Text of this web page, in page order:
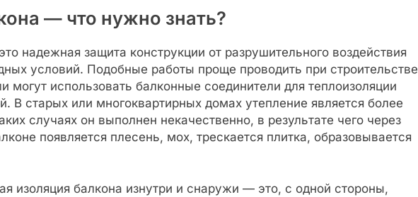
— что нужно знать?
надежная защита конструкции от разрушительного воздействия
условий. Подобные работы проще проводить при строительстве
могут использовать балконные соединители для теплоизоляции
В старых или многоквартирных домах утепление является более
случаях он выполнен некачественно, в результате чего через
появляется плесень, мох, трескается плитка, образовывается
изоляция балкона изнутри и снаружи — это, с одной стороны,